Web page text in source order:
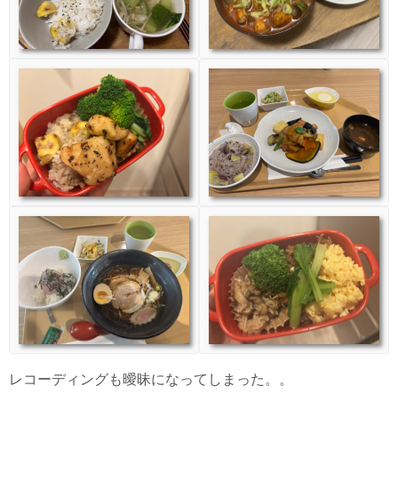
レコーディングも曖昧になってしまった。。